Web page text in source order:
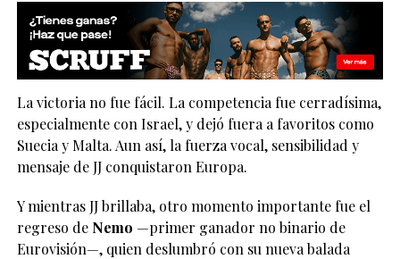
La victoria no fue fácil. La competencia fue cerradísima,
especialmente con Israel, y dejó fuera a favoritos como
Suecia y Malta. Aun así, la fuerza vocal, sensibilidad y
mensaje de JJ conquistaron Europa.
Y mientras JJ brillaba, otro momento importante fue el
regreso de Nemo —primer ganador no binario de
Eurovisión—, quien deslumbró con su nueva balada